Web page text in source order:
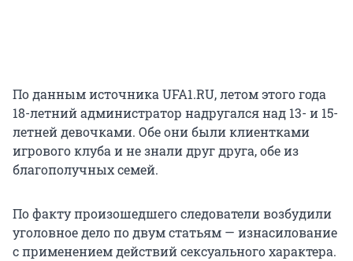
По данным источника UFA1.RU, летом этого года
18-летний администратор надругался над 13- и 15-
летней девочками. Обе они были клиентками
игрового клуба и не знали друг друга, обе из
благополучных семей.
По факту произошедшего следователи возбудили
уголовное дело по двум статьям — изнасилование
с применением действий сексуального характера.